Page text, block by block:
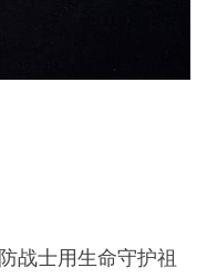
战士用生命守护祖